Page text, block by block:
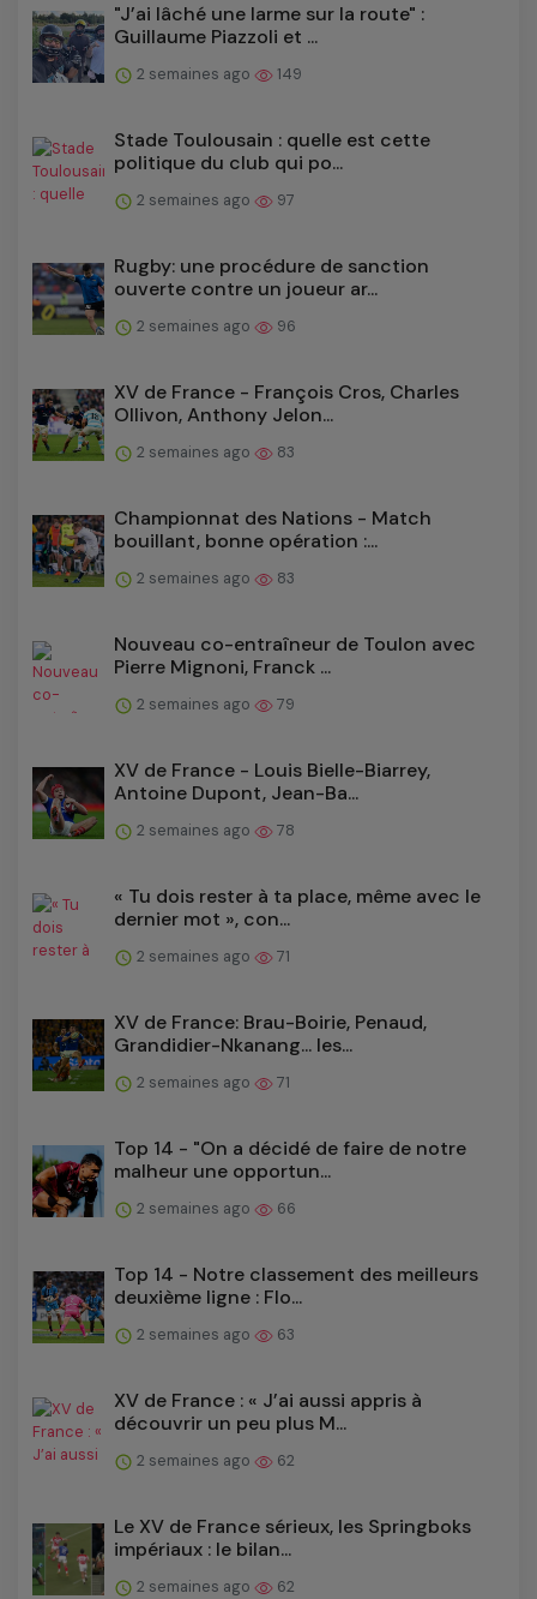
"J’ai lâché une larme sur la route" :
Guillaume Piazzoli et ...
2 semaines ago 149
Stade Toulousain : quelle est cette
politique du club qui po...
2 semaines ago 97
Rugby: une procédure de sanction
ouverte contre un joueur ar...
2 semaines ago 96
XV de France - François Cros, Charles
Ollivon, Anthony Jelon...
2 semaines ago 83
Championnat des Nations - Match
bouillant, bonne opération :...
2 semaines ago 83
Nouveau co-entraîneur de Toulon avec
Pierre Mignoni, Franck ...
2 semaines ago 79
XV de France - Louis Bielle-Biarrey,
Antoine Dupont, Jean-Ba...
2 semaines ago 78
« Tu dois rester à ta place, même avec le
dernier mot », con...
2 semaines ago 71
XV de France: Brau-Boirie, Penaud,
Grandidier-Nkanang... les...
2 semaines ago 71
Top 14 - "On a décidé de faire de notre
malheur une opportun...
2 semaines ago 66
Top 14 - Notre classement des meilleurs
deuxième ligne : Flo...
2 semaines ago 63
XV de France : « J’ai aussi appris à
découvrir un peu plus M...
2 semaines ago 62
Le XV de France sérieux, les Springboks
impériaux : le bilan...
2 semaines ago 62